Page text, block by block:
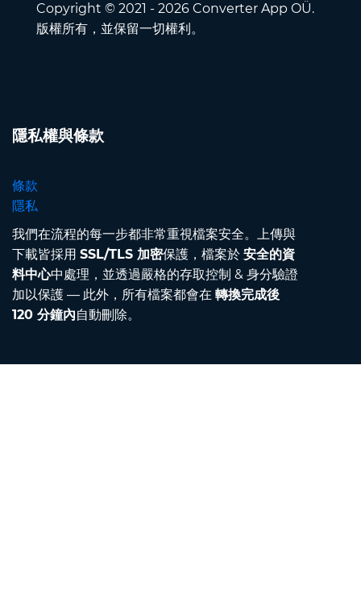
Copyright © 2021 - 2026 Converter App OÜ.
版權所有，並保留一切權利。
隱私權與條款
條款
隱私
我們在流程的每一步都非常重視檔案安全。上傳與
下載皆採用 SSL/TLS 加密保護，檔案於 安全的資
料中心中處理，並透過嚴格的存取控制 & 身分驗證
加以保護 — 此外，所有檔案都會在 轉換完成後
120 分鐘內自動刪除。